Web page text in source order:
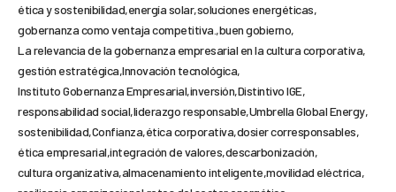
ética y sostenibilidad energía solar soluciones energéticas
gobernanza como ventaja competitiva. buen gobierno
La relevancia de la gobernanza empresarial en la cultura corporativa
gestión estratégica Innovación tecnológica
Instituto Gobernanza Empresarial inversión Distintivo IGE
responsabilidad social liderazgo responsable Umbrella Global Energy
sostenibilidad Confianza ética corporativa dosier corresponsables
ética empresarial integración de valores descarbonización
cultura organizativa almacenamiento inteligente movilidad eléctrica